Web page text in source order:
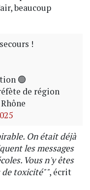
beaucoup
!
🟢
de région
On était déjà
les messages
Vous n'y êtes
de toxicité"", écrit